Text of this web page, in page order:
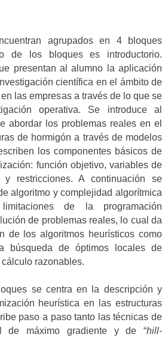
agrupados en 4 bloques
de los bloques es introductorio.
presentan al alumno la aplicación
científica en el ámbito de
las empresas a través de lo que se
operativa. Se introduce al
abordar los problemas reales en el
de hormigón a través de modelos
los componentes básicos de
función objetivo, variables de
y restricciones. A continuación se
algoritmo y complejidad algorítmica
de la programación
de problemas reales, lo cual da
de los algoritmos heurísticos como
búsqueda de óptimos locales de
razonables.
se centra en la descripción y
heurística en las estructuras
paso a paso tanto las técnicas de
de máximo gradiente y de “hill-